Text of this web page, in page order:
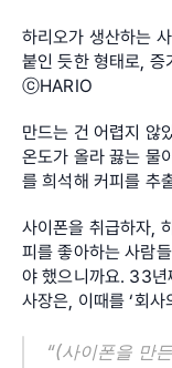
하리오가 생산하는
붙인 듯한 형태로, 증
ⓒHARIO
만드는 건 어렵지 않
온도가 올라 끓는 물
를 희석해 커피를 추
사이폰을 취급하자,
피를 좋아하는 사람
야 했으니까요. 33년
사장은, 이때를 ‘회
“(사이폰을 만